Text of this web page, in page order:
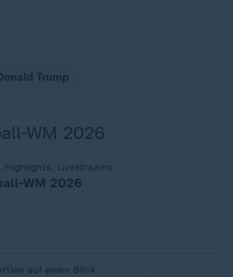
Trump
WM 2026
Highlights, Livestreams
WM 2026
auf einen Blick